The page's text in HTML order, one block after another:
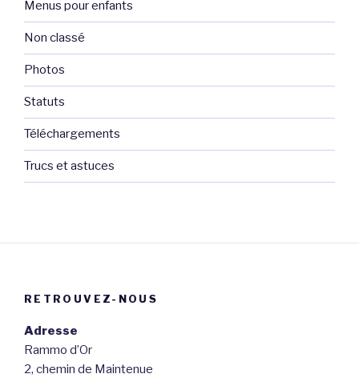
Menus pour enfants
Non classé
Photos
Statuts
Téléchargements
Trucs et astuces
RETROUVEZ-NOUS
Adresse
Rammo d’Or
2, chemin de Maintenue